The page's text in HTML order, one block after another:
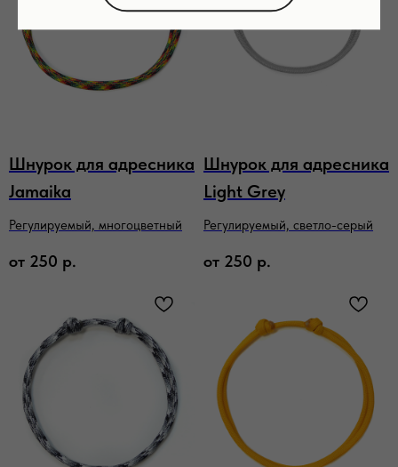
Шнурок для адресника
Jamaika
Регулируемый, многоцветный
от 250 р.
Шнурок для адресника
Light Grey
Регулируемый, светло-серый
от 250 р.